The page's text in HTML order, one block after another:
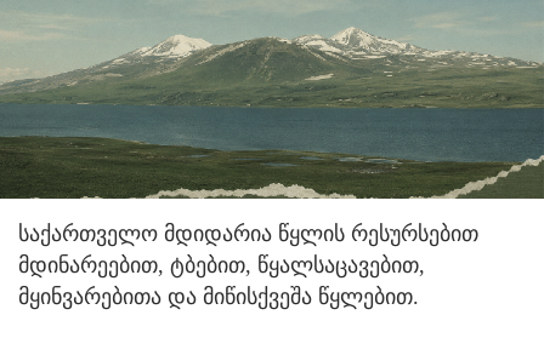
საქართველო მდიდარია წყლის რესურსებით
მდინარეებით, ტბებით, წყალსაცავებით,
მყინვარებითა და მიწისქვეშა წყლებით.